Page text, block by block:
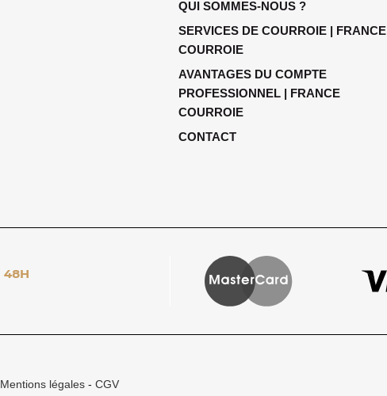
QUI SOMMES-NOUS ?
SERVICES DE COURROIE | FRANCE
COURROIE
AVANTAGES DU COMPTE
PROFESSIONNEL | FRANCE
COURROIE
CONTACT
Mentions légales -CGV